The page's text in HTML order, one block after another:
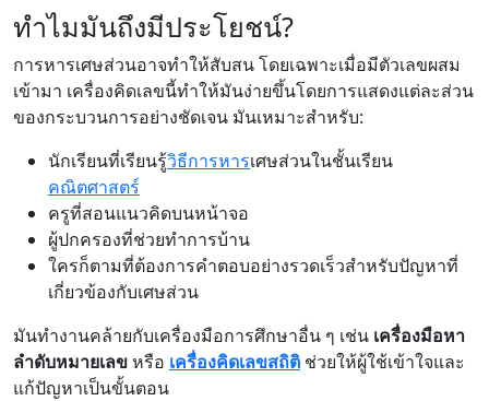
ทำไมมันถึงมีประโยชน์?
การหารเศษส่วนอาจทำให้สับสน โดยเฉพาะเมื่อมีตัวเลขผสม
เข้ามา เครื่องคิดเลขนี้ทำให้มันง่ายขึ้นโดยการแสดงแต่ละส่วน
ของกระบวนการอย่างชัดเจน มันเหมาะสำหรับ:
นักเรียนที่เรียนรู้วิธีการหารเศษส่วนในชั้นเรียน
คณิตศาสตร์
ครูที่สอนแนวคิดบนหน้าจอ
ผู้ปกครองที่ช่วยทำการบ้าน
ใครก็ตามที่ต้องการคำตอบอย่างรวดเร็วสำหรับปัญหาที่
เกี่ยวข้องกับเศษส่วน
มันทำงานคล้ายกับเครื่องมือการศึกษาอื่น ๆ เช่น เครื่องมือหา
ลำดับหมายเลขหรือ เครื่องคิดเลขสถิติ ช่วยให้ผู้ใช้เข้าใจและ
แก้ปัญหาเป็นขั้นตอน